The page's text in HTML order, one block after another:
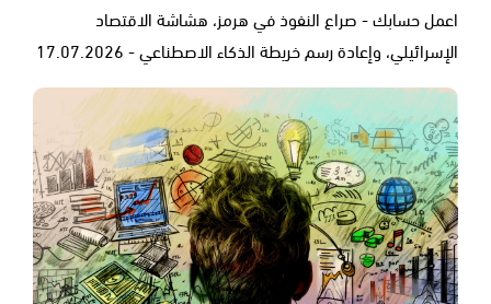
اعمل حسابك - صراع النفوذ في هرمز، هشاشة الاقتصاد
الإسرائيلي، وإعادة رسم خريطة الذكاء الاصطناعي - 17.07.2026